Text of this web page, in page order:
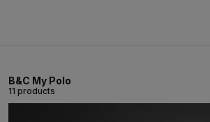
B&C My Polo
11 products